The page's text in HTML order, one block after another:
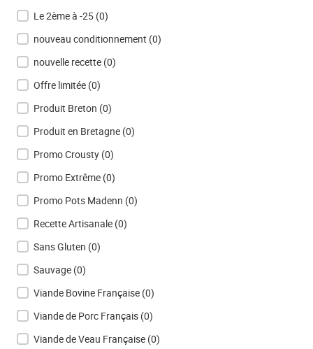
Le 2ème à -25 (0)
nouveau conditionnement (0)
nouvelle recette (0)
Offre limitée (0)
Produit Breton (0)
Produit en Bretagne (0)
Promo Crousty (0)
Promo Extrême (0)
Promo Pots Madenn (0)
Recette Artisanale (0)
Sans Gluten (0)
Sauvage (0)
Viande Bovine Française (0)
Viande de Porc Français (0)
Viande de Veau Française (0)